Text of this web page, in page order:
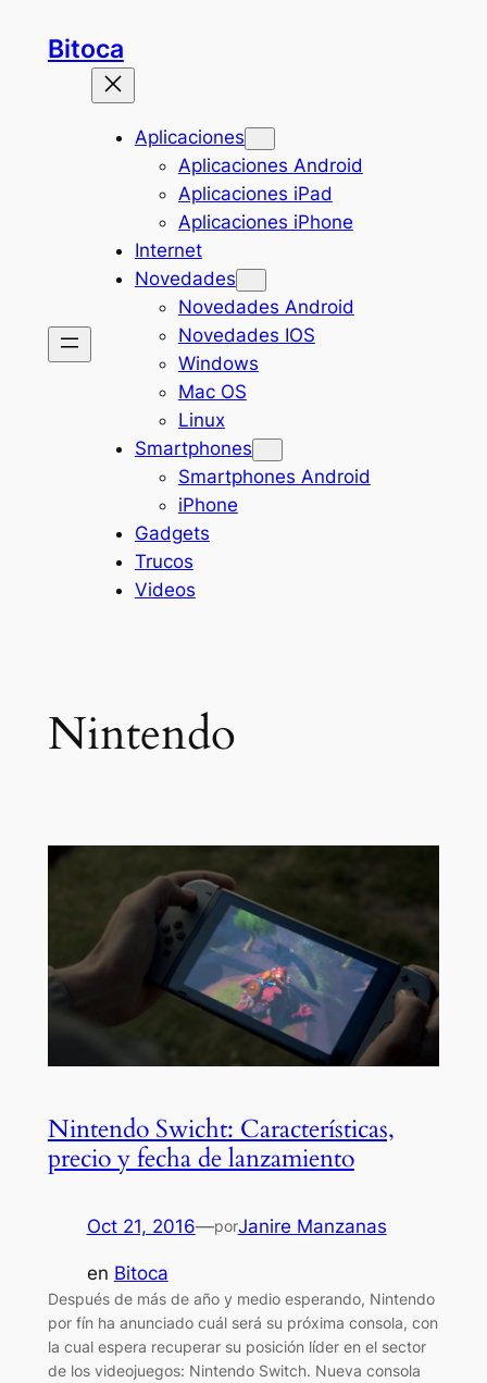
Bitoca
Aplicaciones
Aplicaciones Android
Aplicaciones iPad
Aplicaciones iPhone
Internet
Novedades
Novedades Android
Novedades IOS
Windows
Mac OS
Linux
Smartphones
Smartphones Android
iPhone
Gadgets
Trucos
Videos
Nintendo
Nintendo Swicht: Características,
precio y fecha de lanzamiento
Oct 21, 2016—porJanire Manzanas
en Bitoca
Después de más de año y medio esperando, Nintendo
por fín ha anunciado cuál será su próxima consola, con
la cual espera recuperar su posición líder en el sector
de los videojuegos: Nintendo Switch. Nueva consola